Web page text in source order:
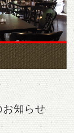
お知らせ